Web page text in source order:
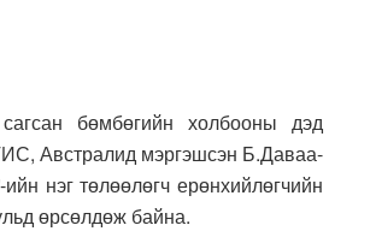
бөмбөгийн холбооны дэд
Австралид мэргэшсэн Б.Даваа-
нэг төлөөлөгч ерөнхийлөгчийн
өрсөлдөж байна.